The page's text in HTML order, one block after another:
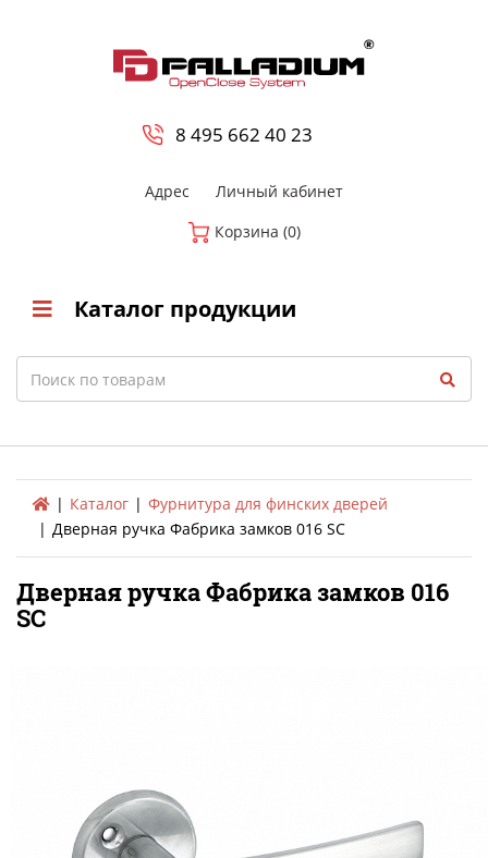
8 495 662 40 23
Адрес
Личный кабинет
Корзина (0)
Каталог продукции
Search
Каталог
Фурнитура для финских дверей
Дверная ручка Фабрика замков 016 SC
Дверная ручка Фабрика замков 016
SC